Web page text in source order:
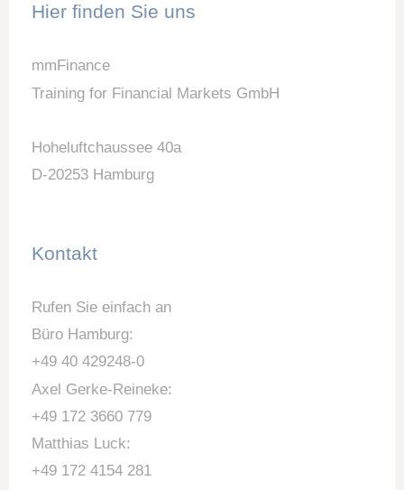
Hier finden Sie uns
mmFinance
Training for Financial Markets GmbH
Hoheluftchaussee 40a
D-20253 Hamburg
Kontakt
Rufen Sie einfach an
Büro Hamburg:
+49 40 429248-0
Axel Gerke-Reineke:
+49 172 3660 779
Matthias Luck:
+49 172 4154 281